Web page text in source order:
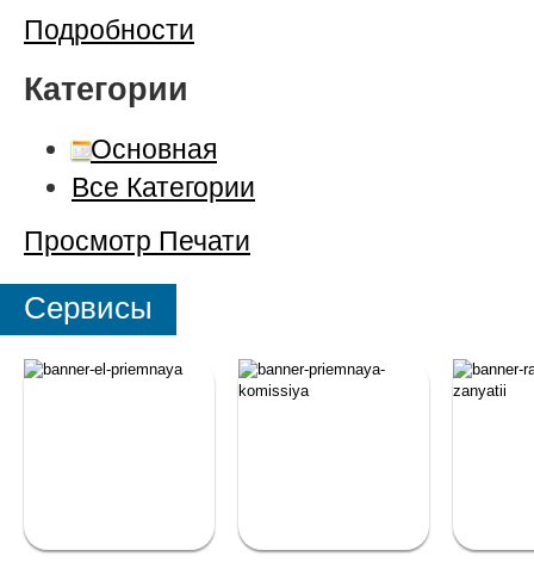
Подробности
Категории
Основная
Все Категории
Просмотр Печати
Сервисы